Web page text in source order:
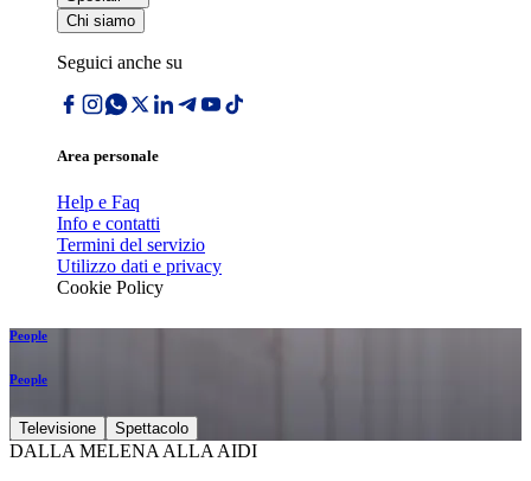
Chi siamo
Seguici anche su
Area personale
Help e Faq
Info e contatti
Termini del servizio
Utilizzo dati e privacy
Cookie Policy
People
People
Televisione Spettacolo
DALLA MELENA ALLA AIDI